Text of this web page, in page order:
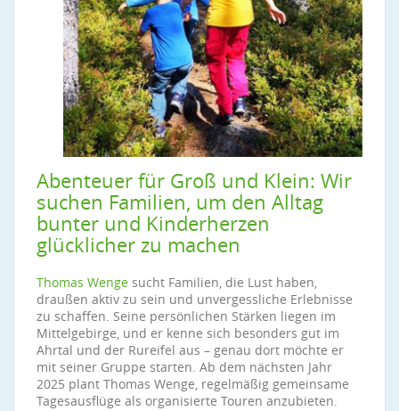
Abenteuer für Groß und Klein: Wir
suchen Familien, um den Alltag
bunter und Kinderherzen
glücklicher zu machen
Thomas Wenge sucht Familien, die Lust haben,
draußen aktiv zu sein und unvergessliche Erlebnisse
zu schaffen. Seine persönlichen Stärken liegen im
Mittelgebirge, und er kenne sich besonders gut im
Ahrtal und der Rureifel aus – genau dort möchte er
mit seiner Gruppe starten. Ab dem nächsten Jahr
2025 plant Thomas Wenge, regelmäßig gemeinsame
Tagesausflüge als organisierte Touren anzubieten.